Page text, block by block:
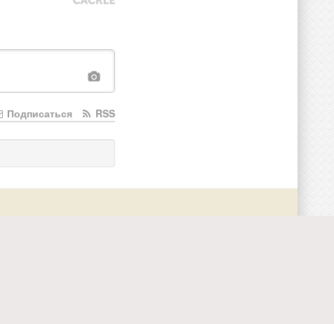
RSS
Подписаться